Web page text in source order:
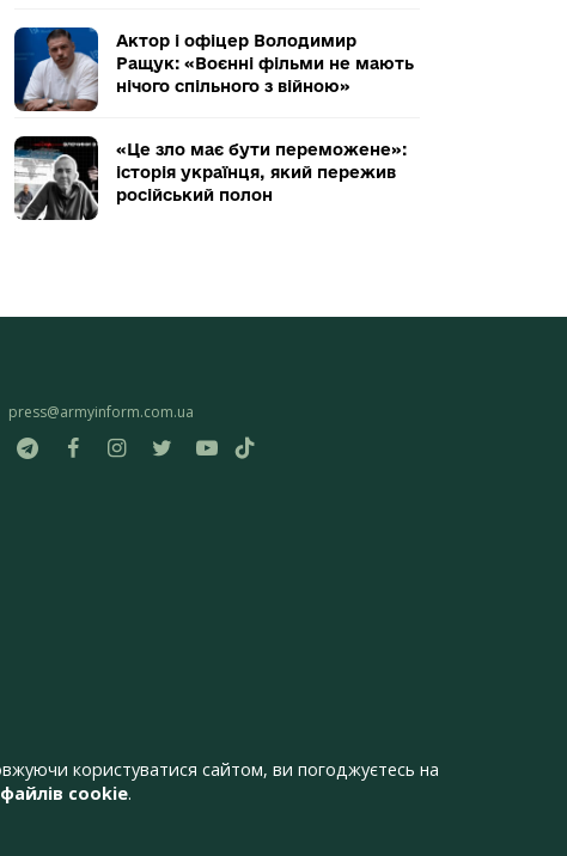
Актор і офіцер Володимир
Ращук: «Воєнні фільми не мають
нічого спільного з війною»
«Це зло має бути переможене»:
історія українця, який пережив
російський полон
press@armyinform.com.ua
користуватися сайтом, ви погоджуєтесь на
cookie.